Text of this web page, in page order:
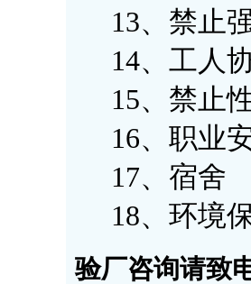
13、禁止
14、工人
15、禁止
16、职业
17、宿舍
18、环境
验厂咨询请致